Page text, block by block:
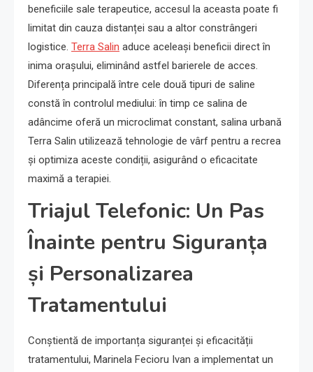
beneficiile sale terapeutice, accesul la aceasta poate fi
limitat din cauza distanței sau a altor constrângeri
logistice. Terra Salin aduce aceleași beneficii direct în
inima orașului, eliminând astfel barierele de acces.
Diferența principală între cele două tipuri de saline
constă în controlul mediului: în timp ce salina de
adâncime oferă un microclimat constant, salina urbană
Terra Salin utilizează tehnologie de vârf pentru a recrea
și optimiza aceste condiții, asigurând o eficacitate
maximă a terapiei.
Triajul Telefonic: Un Pas
Înainte pentru Siguranța
și Personalizarea
Tratamentului
Conștientă de importanța siguranței și eficacității
tratamentului, Marinela Fecioru Ivan a implementat un